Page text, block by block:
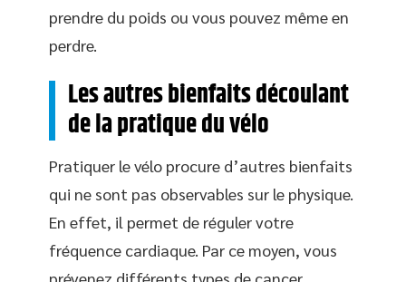
prendre du poids ou vous pouvez même en
perdre.
Les autres bienfaits découlant
de la pratique du vélo
Pratiquer le vélo procure d’autres bienfaits
qui ne sont pas observables sur le physique.
En effet, il permet de réguler votre
fréquence cardiaque. Par ce moyen, vous